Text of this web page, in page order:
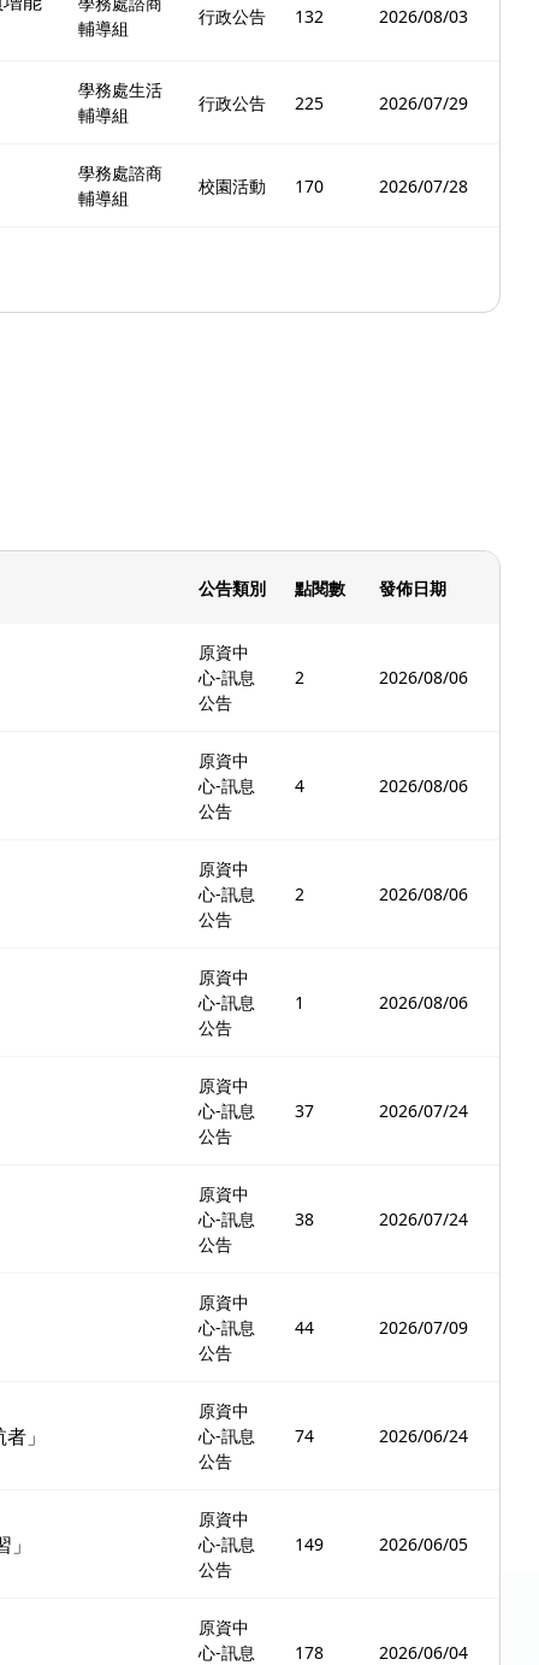
輔導組
行政公告 132 2026/08/03
學務處生活
輔導組
行政公告 225 2026/07/29
學務處諮商
輔導組
校園活動 170 2026/07/28
公告類別 點閱數 發佈日期
原資中
心-訊息
公告
2 2026/08/06
原資中
心-訊息
公告
4 2026/08/06
原資中
心-訊息
公告
2 2026/08/06
原資中
心-訊息
公告
1 2026/08/06
原資中
心-訊息
公告
37 2026/07/24
原資中
心-訊息
公告
38 2026/07/24
原資中
心-訊息
公告
44 2026/07/09
」
原資中
心-訊息
公告
74 2026/06/24
原資中
心-訊息
公告
149 2026/06/05
原資中
心-訊息
178 2026/06/04